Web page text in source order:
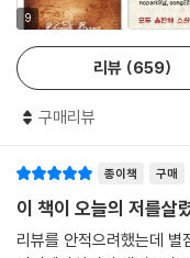
줄여야 하는 상황이 발생
해’라는 생각에 집중하지
다. 먼저 자신이 원하는 몸
원하는 것을 이루기 위해 우
된다. 첫 번째는 ‘감사하기’
하면, 목록을 작성하기 전
9
리뷰 659
구매리뷰
종이책 구매
이 책이 오
리뷰를 안적으려했는데 별점 하나인 리뷰들을보고 제